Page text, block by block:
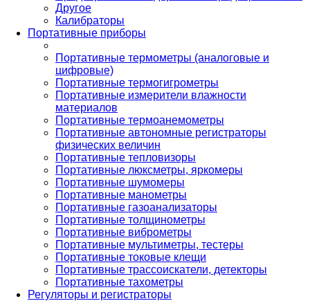
Другое
Калибраторы
Портативные приборы
Портативные термометры (аналоговые и
цифровые)
Портативные термогигрометры
Портативные измерители влажности
материалов
Портативные термоанемометры
Портативные автономные регистраторы
физических величин
Портативные тепловизоры
Портативные люксметры, яркомеры
Портативные шумомеры
Портативные манометры
Портативные газоанализаторы
Портативные толщинометры
Портативные виброметры
Портативные мультиметры, тестеры
Портативные токовые клещи
Портативные трассоискатели, детекторы
Портативные тахометры
Регуляторы и регистраторы